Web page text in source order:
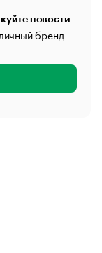
новости
бренд